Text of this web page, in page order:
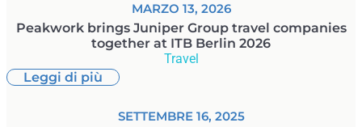
MARZO 13, 2026
Peakwork brings Juniper Group travel companies
together at ITB Berlin 2026
Travel
Leggi di più
SETTEMBRE 16, 2025